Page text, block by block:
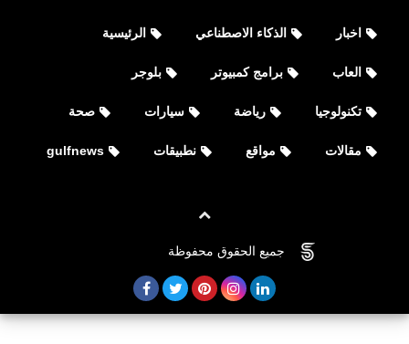
اخبار الذكاء الاصطناعي الرئيسية
العاب برامج كمبيوتر بلوجر
تكنولوجيا رياضة سيارات صحة
مقالات مواقع نطبيقات gulfnews
جميع الحقوق محفوظة